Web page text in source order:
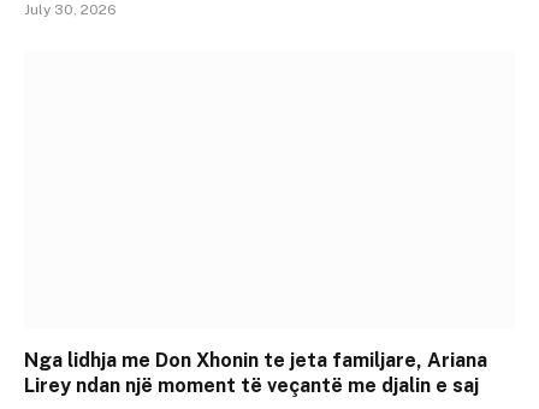
July 30, 2026
Nga lidhja me Don Xhonin te jeta familjare, Ariana
Lirey ndan një moment të veçantë me djalin e saj